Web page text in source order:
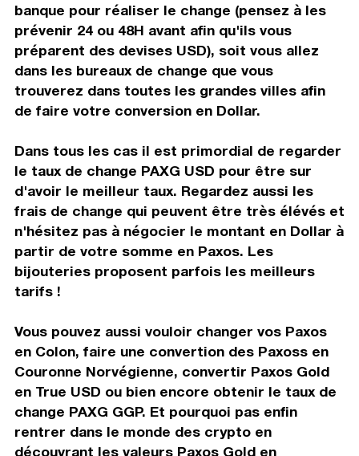
banque pour réaliser le change (pensez à les
prévenir 24 ou 48H avant afin qu'ils vous
préparent des devises USD), soit vous allez
dans les bureaux de change que vous
trouverez dans toutes les grandes villes afin
de faire votre conversion en Dollar.
Dans tous les cas il est primordial de regarder
le taux de change PAXG USD pour être sur
d'avoir le meilleur taux. Regardez aussi les
frais de change qui peuvent être très élévés et
n'hésitez pas à négocier le montant en Dollar à
partir de votre somme en Paxos. Les
bijouteries proposent parfois les meilleurs
tarifs !
Vous pouvez aussi vouloir changer vos Paxos
en Colon, faire une convertion des Paxoss en
Couronne Norvégienne, convertir Paxos Gold
en True USD ou bien encore obtenir le taux de
change PAXG GGP. Et pourquoi pas enfin
rentrer dans le monde des crypto en
découvrant les valeurs Paxos Gold en